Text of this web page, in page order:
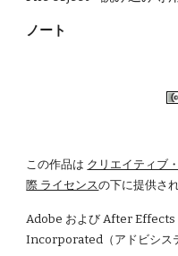
ノート
この作品は クリエイティブ
際 ライセンスの下に提供さ
Adobe および After Effects
Incorporated（アドビシス